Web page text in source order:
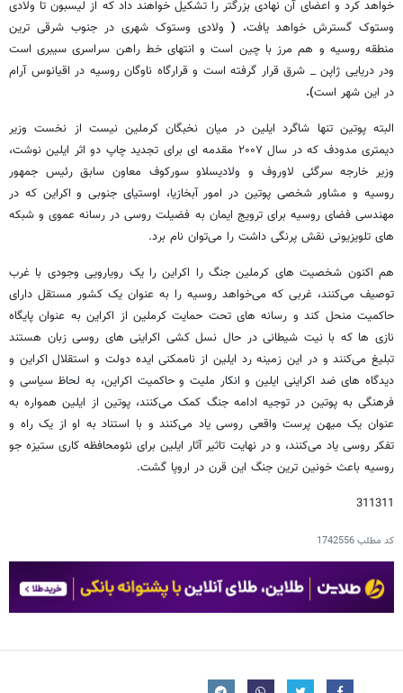
خواهد کرد و اعضای آن نهادی بزرگتر را تشکیل خواهند داد که از لیسبون تا ولادی
وستوک گسترش خواهد یافت. ( ولادی وستوک شهری در جنوب شرقی ترین
منطقه روسیه و هم مرز با چین است و انتهای خط راهن سراسری سیبری است
ودر دریایی ژاپن _ شرق قرار گرفته است و قرارگاه ناوگان روسیه در اقیانوس آرام
در این شهر است).
البته پوتین تنها شاگرد ایلین در میان نخبگان کرملین نیست از نخست وزیر
دیمتری مدودف که در سال ۲۰۰۷ مقدمه ای برای تجدید چاپ دو اثر ایلین نوشت،
وزیر خارجه سرگئی لاوروف و ولادیسلاو سورکوف معاون سابق رئیس جمهور
روسیه و مشاور شخصی پوتین در امور آبخازیا، اوستیای جنوبی و اکراین که در
مهندسی فضای روسیه برای ترویج ایمان به فضیلت روسی در رسانه عموی و شبکه
های تلویزیونی نقش پرنگی داشت را می‌توان نام برد.
هم اکنون شخصیت های کرملین جنگ را اکراین را یک رویارویی وجودی با غرب
توصیف می‌کنند، غربی که می‌خواهد روسیه را به عنوان یک کشور مستقل دارای
حاکمیت منحل کند و رسانه های تحت حمایت کرملین از اکراین به عنوان پایگاه
نازی ها که با نیت شیطانی در حال نسل کشی اکراینی های روسی زبان هستند
تبلیغ می‌کنند و در این زمینه رد ایلین از ناممکنی ایده دولت و استقلال اکراین و
دیدگاه های ضد اکراینی ایلین و انکار ملیت و حاکمیت اکراین، به لحاظ سیاسی و
فرهنگی به پوتین در توجیه ادامه جنگ کمک می‌کنند، پوتین از ایلین همواره به
عنوان یک میهن پرست واقعی روسی یاد می‌کنند و با استناد به او از یک راه و
تفکر روسی یاد می‌کنند، و در نهایت تاثیر آثار ایلین برای نئومحافظه کاری ستیزه جو
روسیه باعث خونین ترین جنگ این قرن در اروپا گشت.
311311
کد مطلب1742556